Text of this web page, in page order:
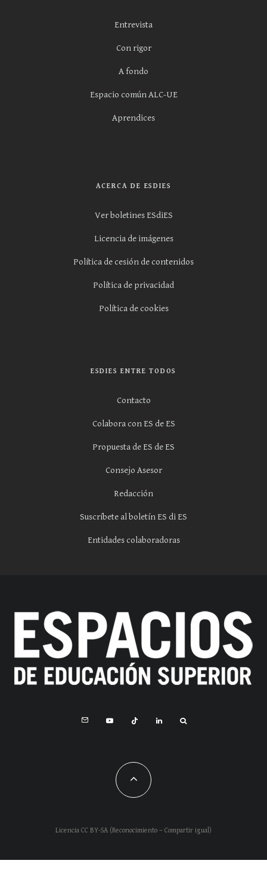
Entrevista
Con rigor
A fondo
Espacio común ALC-UE
Aprendices
ACERCA DE ESDIES
Ver boletines ESdiES
Licencia de imágenes
Política de cesión de contenidos
Política de privacidad
Política de cookies
ESDIES ENTRE TODOS
Contacto
Colabora con ES de ES
Propuesta de ES de ES
Consejo Asesor
Redacción
Suscríbete al boletín ES di ES
Entidades colaboradoras
Licencia CC BY-SA (Reconocimiento – Compartir igual)